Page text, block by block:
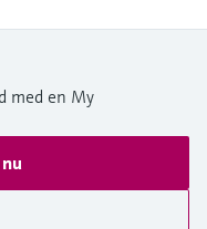
med en My